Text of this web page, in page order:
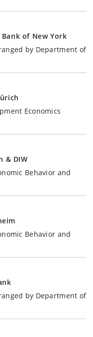
of New York
by Department of
Economics
& DIW
Behavior and
Behavior and
by Department of